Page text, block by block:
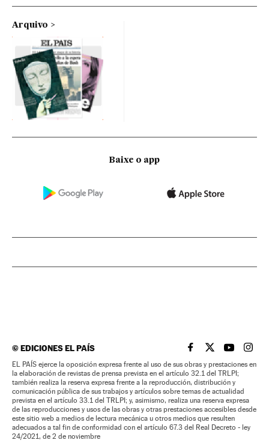
Arquivo
Baixe o app
©EDICIONES EL PAÍS EL PAÍS BRASIL EN
EL PAÍSEL PAÍS
EL
EL PAÍS ejerce la oposición expresa frente al uso de sus obras y prestaciones en
la elaboración de revistas de prensa prevista en el artículo 32.1 del TRLPI;
también realiza la reserva expresa frente a la reproducción, distribución y
comunicación pública de sus trabajos y artículos sobre temas de actualidad
prevista en el artículo 33.1 del TRLPI; y, asimismo, realiza una reserva expresa
de las reproducciones y usos de las obras y otras prestaciones accesibles desde
este sitio web a medios de lectura mecánica u otros medios que resulten
adecuados a tal fin de conformidad con el artículo 67.3 del Real Decreto - ley
24/2021, de 2 de noviembre